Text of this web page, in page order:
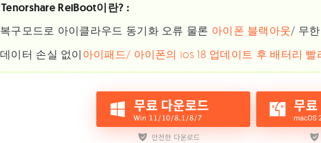
Tenorshare ReiBoot이란? :
복구모드로 아이클라우드 동기화 오류 물론 아이폰 블랙아웃/ 무
데이터 손실 없이아이패드/ 아이폰의 ios 18 업데이트 후 배터리 빨